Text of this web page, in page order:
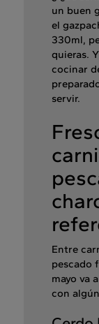
un buen
el
330ml,
quieras.
cocinar
servir.
Entre
pescado
mayo va
con